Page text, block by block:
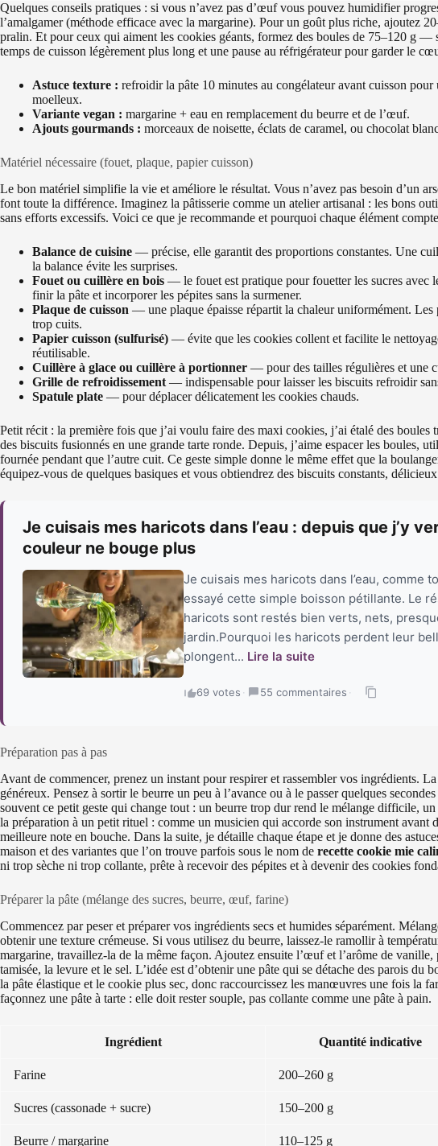
Quelques conseils pratiques : si vous n’avez pas d’œuf vous pouvez humidifier
l’amalgamer (méthode efficace avec la margarine). Pour un goût plus riche, ajoutez
pralin. Et pour ceux qui aiment les cookies géants, formez des boules de 75–120 g —
temps de cuisson légèrement plus long et une pause au réfrigérateur pour garder le
Astuce texture : refroidir la pâte 10 minutes au congélateur avant cuisson
moelleux.
Variante vegan : margarine + eau en remplacement du beurre et de l’œuf.
Ajouts gourmands : morceaux de noisette, éclats de caramel, ou chocolat
Matériel nécessaire (fouet, plaque, papier cuisson)
Le bon matériel simplifie la vie et améliore le résultat. Vous n’avez pas besoin d’un
font toute la différence. Imaginez la pâtisserie comme un atelier artisanal : les bons
sans efforts excessifs. Voici ce que je recommande et pourquoi chaque élément
Balance de cuisine — précise, elle garantit des proportions constantes. Une
la balance évite les surprises.
Fouet ou cuillère en bois — le fouet est pratique pour fouetter les sucres avec
finir la pâte et incorporer les pépites sans la surmener.
Plaque de cuisson — une plaque épaisse répartit la chaleur uniformément. Les
trop cuits.
Papier cuisson (sulfurisé) — évite que les cookies collent et facilite le
réutilisable.
Cuillère à glace ou cuillère à portionner — pour des tailles régulières et une
Grille de refroidissement — indispensable pour laisser les biscuits refroidir
Spatule plate — pour déplacer délicatement les cookies chauds.
Petit récit : la première fois que j’ai voulu faire des maxi cookies, j’ai étalé des
des biscuits fusionnés en une grande tarte ronde. Depuis, j’aime espacer les boules,
fournée pendant que l’autre cuit. Ce geste simple donne le même effet que la
équipez-vous de quelques basiques et vous obtiendrez des biscuits constants,
Je cuisais mes haricots dans l’eau : depuis que j’y
couleur ne bouge plus
Je cuisais mes haricots dans l’eau, comme
essayé cette simple boisson pétillante. Le
haricots sont restés bien verts, nets,
jardin.Pourquoi les haricots perdent leur
plongent... Lire la suite
69 votes · 55 commentaires ·
Préparation pas à pas
Avant de commencer, prenez un instant pour respirer et rassembler vos ingrédients.
généreux. Pensez à sortir le beurre un peu à l’avance ou à le passer quelques
souvent ce petit geste qui change tout : un beurre trop dur rend le mélange difficile,
la préparation à un petit rituel : comme un musicien qui accorde son instrument avant
meilleure note en bouche. Dans la suite, je détaille chaque étape et je donne des
maison et des variantes que l’on trouve parfois sous le nom de recette cookie mie
ni trop sèche ni trop collante, prête à recevoir des pépites et à devenir des cookies
Préparer la pâte (mélange des sucres, beurre, œuf, farine)
Commencez par peser et préparer vos ingrédients secs et humides séparément.
obtenir une texture crémeuse. Si vous utilisez du beurre, laissez-le ramollir à
margarine, travaillez-la de la même façon. Ajoutez ensuite l’œuf et l’arôme de
tamisée, la levure et le sel. L’idée est d’obtenir une pâte qui se détache des parois du
la pâte élastique et le cookie plus sec, donc raccourcissez les manœuvres une fois la
façonnez une pâte à tarte : elle doit rester souple, pas collante comme une pâte à pain.
Ingrédient Quantité indicative
Farine 200–260 g
Sucres (cassonade + sucre) 150–200 g
Beurre / margarine 110–125 g